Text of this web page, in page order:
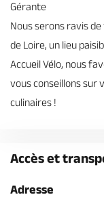
Gérante
Nous serons ravis
de Loire, un lieu
Accueil Vélo, nous
vous conseillons sur
culinaires !
Accès et
Adresse